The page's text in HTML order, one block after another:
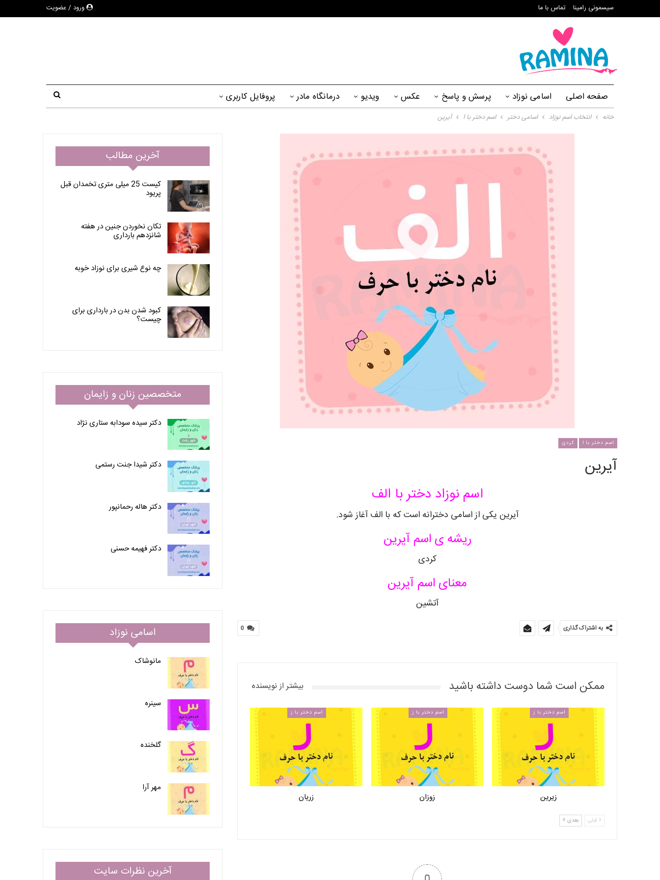
ورود / عضویت سیسمونی رامینا تماس با ما
صفحه اصلی اسامی نوزاد پرسش و پاسخ عکس ویدیو درمانگاه مادر پروفایل کاربری
خانه انتخاب اسم نوزاد اسامی دختر اسم دختر با ا آیرین
اسم دختر با ا کردی
آیرین
اسم نوزاد دختر با الف
آیرین یکی از اسامی دخترانه است که با الف آغاز شود.
ریشه ی اسم آیرین
کردی
معنای اسم آیرین
آتشین
0 به اشتراک گذاری
ممکن است شما دوست داشته باشید بیشتر از نویسنده
اسم دختر با ز
زیرین
اسم دختر با ز
زوزان
اسم دختر با ز
زریان
قبلی بعدی
آخرین مطالب
کیست 25 میلی متری تخمدان قبل
پریود
تکان نخوردن جنین در هفته
شانزدهم بارداری
چه نوع شیری برای نوزاد خوبه
کبود شدن بدن در بارداری برای
چیست؟
متخصصین زنان و زایمان
دکتر سیده سودابه ستاری نژاد
دکتر شیدا جنت رستمی
دکتر هاله رحمانپور
دکتر فهیمه حسنی
اسامی نوزاد
مانوشاک
سینره
گلخنده
مهر آرا
آخرین نظرات سایت